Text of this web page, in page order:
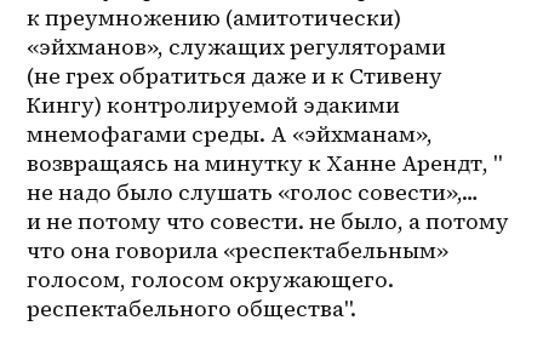
к преумножению (амитотически)
«эйхманов», служащих регуляторами
(не грех обратиться даже и к Стивену
Кингу) контролируемой эдакими
мнемофагами среды. А «эйхманам»,
возвращаясь на минутку к Ханне Арендт, "
не надо было слушать «голос совести»,…
и не потому что совести. не было, а потому
что она говорила «респектабельным»
голосом, голосом окружающего.
респектабельного общества".